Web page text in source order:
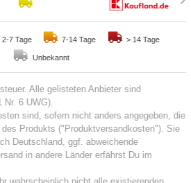
2-7 Tage 7-14 Tage > 14 Tage
Unbekannt